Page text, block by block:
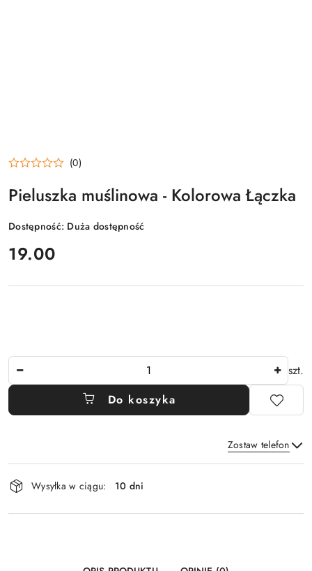
(0)
Pieluszka muślinowa - Kolorowa Łączka
Dostępność: Duża dostępność
cena:
19.00
szt.
Do koszyka
Zostaw telefon
Dostępność
i
dostawa
Wysyłka w ciągu: 10 dni